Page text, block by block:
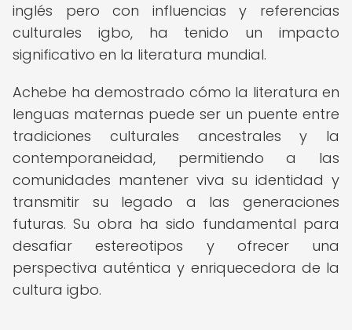
inglés pero con influencias y referencias
culturales igbo, ha tenido un impacto
significativo en la literatura mundial.
Achebe ha demostrado cómo la literatura en
lenguas maternas puede ser un puente entre
tradiciones culturales ancestrales y la
contemporaneidad, permitiendo a las
comunidades mantener viva su identidad y
transmitir su legado a las generaciones
futuras. Su obra ha sido fundamental para
desafiar estereotipos y ofrecer una
perspectiva auténtica y enriquecedora de la
cultura igbo.